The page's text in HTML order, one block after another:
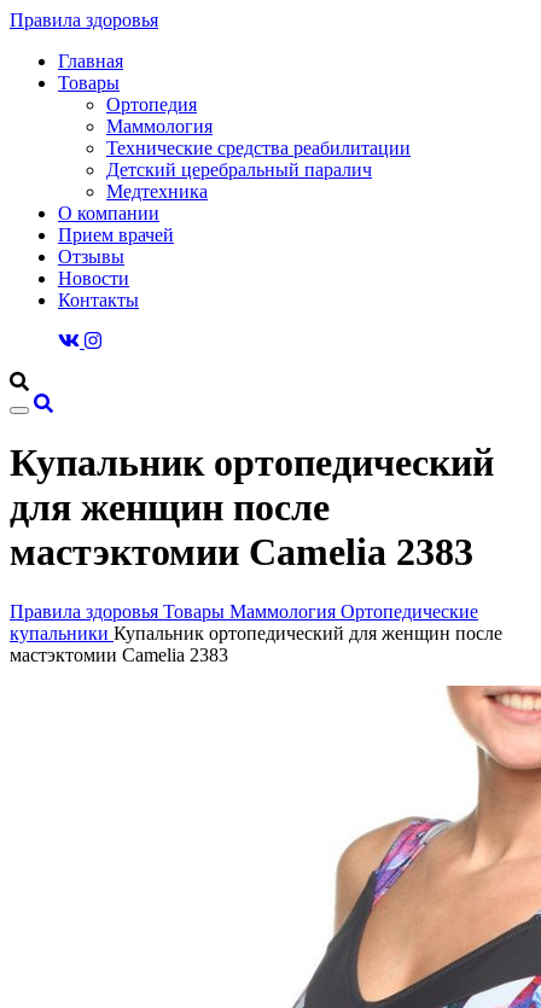
Правила здоровья
Главная
Товары
Ортопедия
Маммология
Технические средства реабилитации
Детский церебральный паралич
Медтехника
О компании
Прием врачей
Отзывы
Новости
Контакты
Купальник ортопедический
для женщин после
мастэктомии Camelia 2383
Правила здоровья Товары Маммология Ортопедические
купальники Купальник ортопедический для женщин после
мастэктомии Camelia 2383